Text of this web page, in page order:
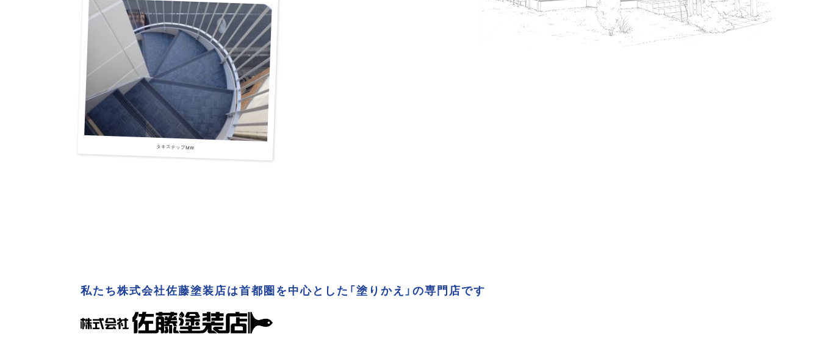
タキステップMW
私たち株式会社佐藤塗装店は首都圏を中心とした「塗りかえ」の専門店です